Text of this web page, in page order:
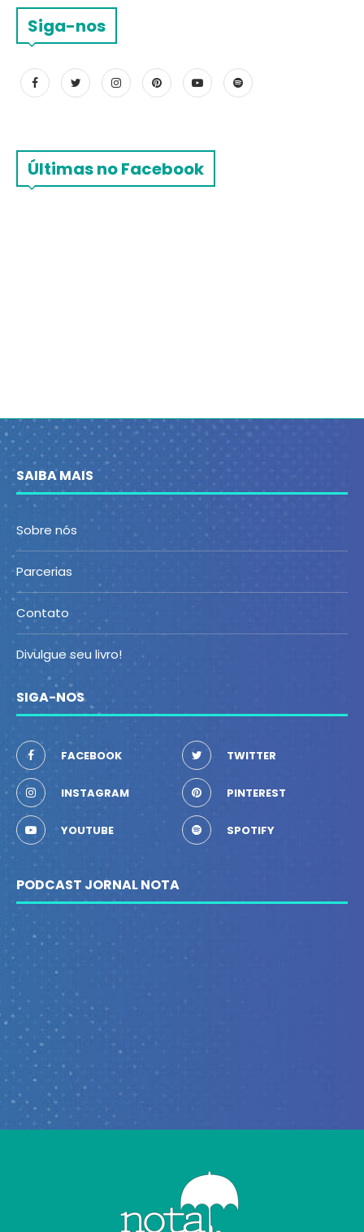
Siga-nos
Últimas no Facebook
SAIBA MAIS
Sobre nós
Parcerias
Contato
Divulgue seu livro!
SIGA-NOS
FACEBOOK TWITTER
INSTAGRAM PINTEREST
YOUTUBE SPOTIFY
PODCAST JORNAL NOTA